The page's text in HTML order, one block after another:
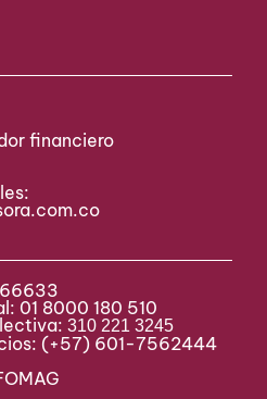
toda la organización en el Teatro
sistema especializado
de fondos de inversión
de Administración
del Riesgo
la Oficina de Armenia
Sistema para Administración
hoy Carteras Colectivas
financiero
01 8000 180 510
310 221 3245
(+57) 601-7562444